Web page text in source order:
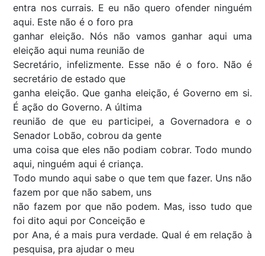
entra nos currais. E eu não quero ofender ninguém
aqui. Este não é o foro pra
ganhar eleição. Nós não vamos ganhar aqui uma
eleição aqui numa reunião de
Secretário, infelizmente. Esse não é o foro. Não é
secretário de estado que
ganha eleição. Que ganha eleição, é Governo em si.
É ação do Governo. A última
reunião de que eu participei, a Governadora e o
Senador Lobão, cobrou da gente
uma coisa que eles não podiam cobrar. Todo mundo
aqui, ninguém aqui é criança.
Todo mundo aqui sabe o que tem que fazer. Uns não
fazem por que não sabem, uns
não fazem por que não podem. Mas, isso tudo que
foi dito aqui por Conceição e
por Ana, é a mais pura verdade. Qual é em relação à
pesquisa, pra ajudar o meu